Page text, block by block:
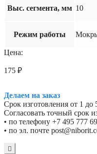
Выс. сегмента, мм 10
Режим работы
Цена:
175 ₽
Делаем на заказ
Срок изготовления от 1 до
Согласовать точный срок
• по телефону +7 495 777
• по эл. почте